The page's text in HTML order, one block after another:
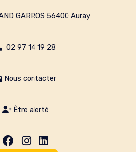
GARROS 56400 Auray
02 97 14 19 28
Nous contacter
Être alerté